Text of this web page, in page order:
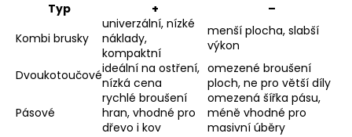
Typ +
–
Kombi brusky
univerzální, nízké
náklady,
kompaktní
menší plocha, slabší
výkon
Dvoukotoučovéideální na ostření,
nízká cena
omezené broušení
ploch, ne pro větší díly
Pásové
rychlé broušení
hran, vhodné pro
dřevo i kov
omezená šířka pásu,
méně vhodné pro
masivní úběry